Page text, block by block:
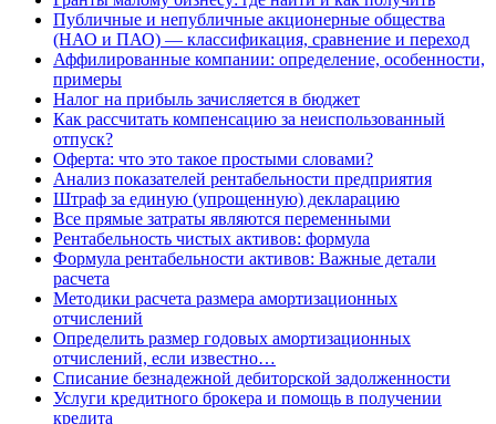
Публичные и непубличные акционерные общества
(НАО и ПАО) — классификация, сравнение и переход
Аффилированные компании: определение, особенности,
примеры
Налог на прибыль зачисляется в бюджет
Как рассчитать компенсацию за неиспользованный
отпуск?
Оферта: что это такое простыми словами?
Анализ показателей рентабельности предприятия
Штраф за единую (упрощенную) декларацию
Все прямые затраты являются переменными
Рентабельность чистых активов: формула
Формула рентабельности активов: Важные детали
расчета
Методики расчета размера амортизационных
отчислений
Определить размер годовых амортизационных
отчислений, если известно…
Списание безнадежной дебиторской задолженности
Услуги кредитного брокера и помощь в получении
кредита